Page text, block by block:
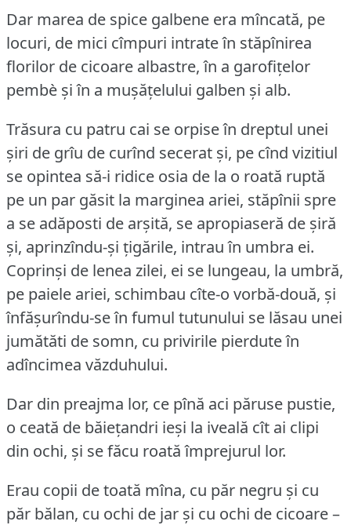
Dar marea de spice galbene era mîncată, pe
locuri, de mici cîmpuri intrate în stăpînirea
florilor de cicoare albastre, în a garofițelor
pembè și în a mușățelului galben și alb.
Trăsura cu patru cai se orpise în dreptul unei
șiri de grîu de curînd secerat și, pe cînd vizitiul
se opintea să-i ridice osia de la o roată ruptă
pe un par găsit la marginea ariei, stăpînii spre
a se adăposti de arșită, se apropiaseră de șiră
și, aprinzîndu-și țigările, intrau în umbra ei.
Coprinși de lenea zilei, ei se lungeau, la umbră,
pe paiele ariei, schimbau cîte-o vorbă-două, și
înfășurîndu-se în fumul tutunului se lăsau unei
jumătăti de somn, cu privirile pierdute în
adîncimea văzduhului.
Dar din preajma lor, ce pînă aci păruse pustie,
o ceată de băiețandri ieși la iveală cît ai clipi
din ochi, și se făcu roată împrejurul lor.
Erau copii de toată mîna, cu păr negru și cu
păr bălan, cu ochi de jar și cu ochi de cicoare –